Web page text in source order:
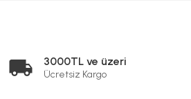
3000TL ve üzeri
Ücretsiz Kargo